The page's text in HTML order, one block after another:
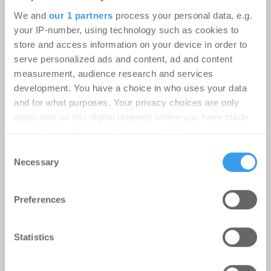
We and our 1 partners process your personal data, e.g.
your IP-number, using technology such as cookies to
store and access information on your device in order to
serve personalized ads and content, ad and content
measurement, audience research and services
development. You have a choice in who uses your data
and for what purposes. Your privacy choices are only
applicable on this digital property where you have made
the Privacy trigger icon.
Find out more about how your personal data is processed
and set your preferences in the
We use cookies to personalise content and ads, to
provide social media features and to analyse our traffic.
Selection
Necessary
Preferences
Statistics
Erster Spatenstich für neuen
Schulcampus Eberswalde-Finow
registriert, erstellen Sie sich jetzt Ihren
and Bars bei Hotelübernahme am